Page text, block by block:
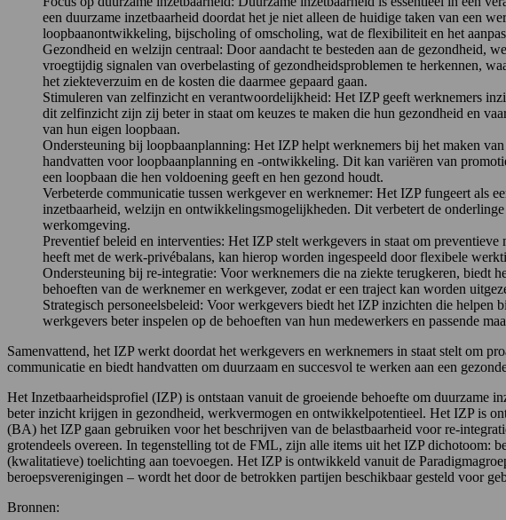
een duurzame inzetbaarheid doordat het je niet alleen de huidige taken van een
loopbaanontwikkeling, bijscholing of omscholing, wat de flexibiliteit en het
Gezondheid en welzijn centraal: Door aandacht te besteden aan de
vroegtijdig signalen van overbelasting of gezondheidsproblemen te herkennen,
het ziekteverzuim en de kosten die daarmee gepaard gaan.
Stimuleren van zelfinzicht en verantwoordelijkheid: Het IZP geeft werknemers
dit zelfinzicht zijn zij beter in staat om keuzes te maken die hun gezondheid en
van hun eigen loopbaan.
Ondersteuning bij loopbaanplanning: Het IZP helpt werknemers bij het maken
handvatten voor loopbaanplanning en -ontwikkeling. Dit kan variëren van
een loopbaan die hen voldoening geeft en hen gezond houdt.
Verbeterde communicatie tussen werkgever en werknemer: Het IZP fungeert als
inzetbaarheid, welzijn en ontwikkelingsmogelijkheden. Dit verbetert de
werkomgeving.
Preventief beleid en interventies: Het IZP stelt werkgevers in staat om
heeft met de werk-privébalans, kan hierop worden ingespeeld door flexibele
Ondersteuning bij re-integratie: Voor werknemers die na ziekte terugkeren, biedt
behoeften van de werknemer en werkgever, zodat er een traject kan worden
Strategisch personeelsbeleid: Voor werkgevers biedt het IZP inzichten die
werkgevers beter inspelen op de behoeften van hun medewerkers en passende
Samenvattend, het IZP werkt doordat het werkgevers en werknemers in staat stelt om
communicatie en biedt handvatten om duurzaam en succesvol te werken aan een
Het Inzetbaarheidsprofiel (IZP) is ontstaan vanuit de groeiende behoefte om duurzame
beter inzicht krijgen in gezondheid, werkvermogen en ontwikkelpotentieel. Het IZP is
(BA) het IZP gaan gebruiken voor het beschrijven van de belastbaarheid voor re-
grotendeels overeen. In tegenstelling tot de FML, zijn alle items uit het IZP dichotoom:
(kwalitatieve) toelichting aan toevoegen. Het IZP is ontwikkeld vanuit de
beroepsverenigingen – wordt het door de betrokken partijen beschikbaar gesteld voor
Bronnen: